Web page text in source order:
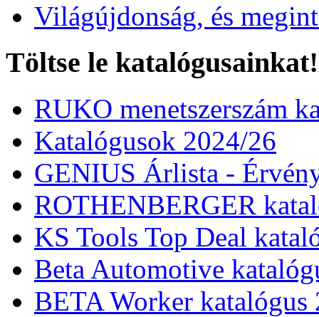
Világújdonság, és
Töltse le katalógusainkat!
RUKO menetszerszám
Katalógusok 2024/26
GENIUS Árlista -
ROTHENBERGER
KS Tools Top Deal
Beta Automotive
BETA Worker katalógus